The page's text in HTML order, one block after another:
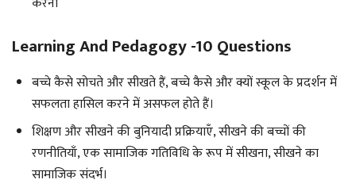
Learning And Pedagogy -10 Questions
बच्चे कैसे सोचते और सीखते हैं, बच्चे कैसे और क्यों स्कूल के प्रदर्शन में
सफलता हासिल करने में असफल होते हैं।
शिक्षण और सीखने की बुनियादी प्रक्रियाएँ, सीखने की बच्चों की
रणनीतियाँ, एक सामाजिक गतिविधि के रूप में सीखना, सीखने का
सामाजिक संदर्भ।